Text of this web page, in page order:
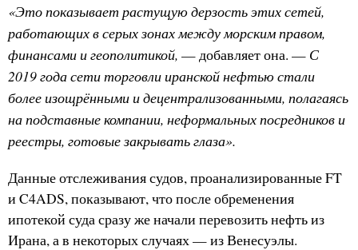
«Это показывает растущую дерзость этих сетей,
работающих в серых зонах между морским правом,
финансами и геополитикой, — добавляет она. — С
2019 года сети торговли иранской нефтью стали
более изощрёнными и децентрализованными, полагаясь
на подставные компании, неформальных посредников и
реестры, готовые закрывать глаза».
Данные отслеживания судов, проанализированные FT
и C4ADS, показывают, что после обременения
ипотекой суда сразу же начали перевозить нефть из
Ирана, а в некоторых случаях — из Венесуэлы.